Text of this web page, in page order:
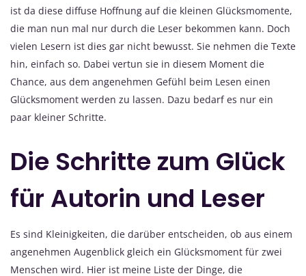
ist da diese diffuse Hoffnung auf die kleinen Glücksmomente,
die man nun mal nur durch die Leser bekommen kann. Doch
vielen Lesern ist dies gar nicht bewusst. Sie nehmen die Texte
hin, einfach so. Dabei vertun sie in diesem Moment die
Chance, aus dem angenehmen Gefühl beim Lesen einen
Glücksmoment werden zu lassen. Dazu bedarf es nur ein
paar kleiner Schritte.
Die Schritte zum Glück
für Autorin und Leser
Es sind Kleinigkeiten, die darüber entscheiden, ob aus einem
angenehmen Augenblick gleich ein Glücksmoment für zwei
Menschen wird. Hier ist meine Liste der Dinge, die